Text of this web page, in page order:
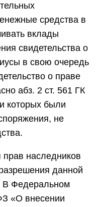
средства в
вклады
свидетельства о
в свою очередь
о праве
абз. 2 ст. 561 ГК
которых были
не
наследников
данной
В Федеральном
«О внесении